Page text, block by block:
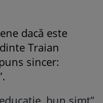
dacă este
Traian
sincer: